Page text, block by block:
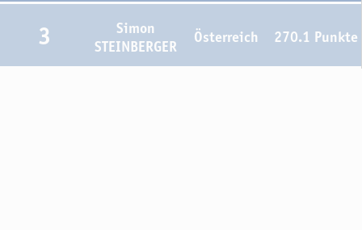
3
Simon
STEINBERGER
Österreich 270.1 Punkte